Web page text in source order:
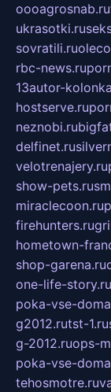
oooagrosnab.ru
ukrasotki.ru
sovratili.ru
rbc-news.ru
13autor-
hostserve.ru
neznobi.ru
delfinet.ru
velotrenajery.ru
show-pets.ru
miraclecoon.ru
firehunters.ru
hometown-
shop-garena.ru
one-life-story.ru
poka-vse-
g2012.rutst-1.ru
g-2012.ruops-
poka-vse-
tehosmotre.ru